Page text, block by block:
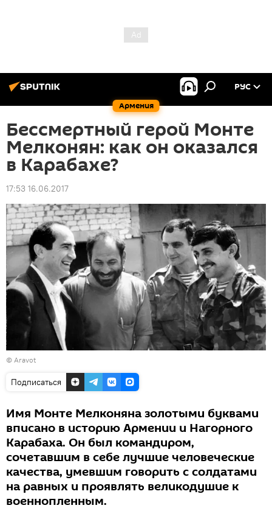
Армения
РУС
Бессмертный герой Монте
Мелконян: как он оказался
в Карабахе?
17:53 16.06.2017
© Aravot
Подписаться
Имя Монте Мелконяна золотыми буквами
вписано в историю Армении и Нагорного
Карабаха. Он был командиром,
сочетавшим в себе лучшие человеческие
качества, умевшим говорить с солдатами
на равных и проявлять великодушие к
военнопленным.